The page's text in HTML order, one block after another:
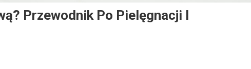
Przewodnik Po Pielęgnacji I